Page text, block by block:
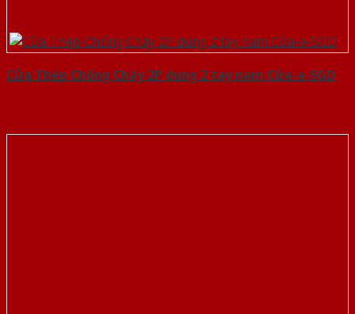
Cửa Thép Chống Cháy 2P dung 2 tay nam Cửa-a-SGD